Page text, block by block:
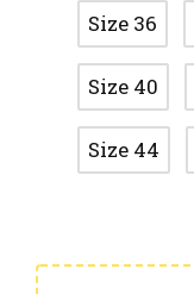
Size 36
Size 40
Size 44